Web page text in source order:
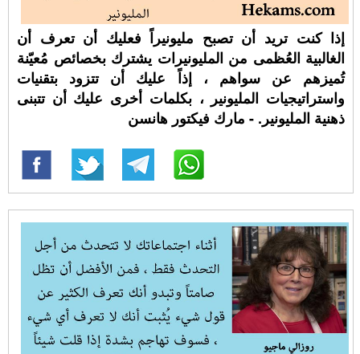
إذا كنت تريد أن تصبح مليونيراً فعليك أن تعرف أن
الغالبية العُظمى من المليونيرات يشترك بخصائص مُعيّنة
تُميزهم عن سواهم ، إذاً عليك أن تتزود بتقنيات
واستراتيجيات المليونير ، بكلمات أخرى عليك أن تتبنى
ذهنية المليونير. - مارك فيكتور هانسن